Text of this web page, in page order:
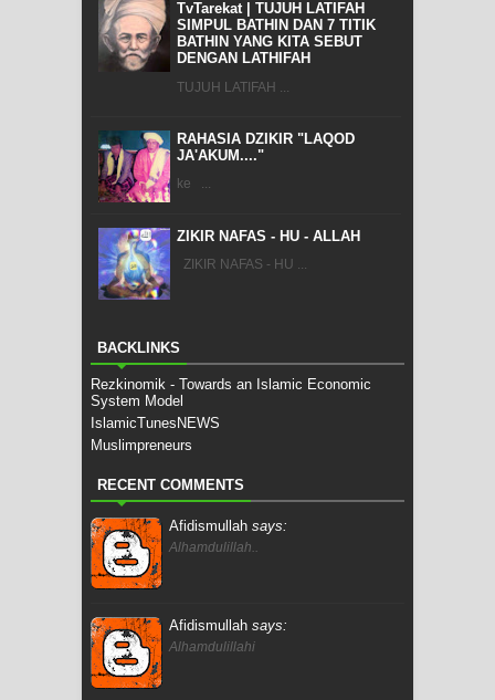
TvTarekat | TUJUH LATIFAH
SIMPUL BATHIN DAN 7 TITIK
BATHIN YANG KITA SEBUT
DENGAN LATHIFAH
TUJUH LATIFAH ...
RAHASIA DZIKIR "LAQOD
JA'AKUM...."
ke ...
ZIKIR NAFAS - HU - ALLAH
ZIKIR NAFAS - HU ...
BACKLINKS
Rezkinomik - Towards an Islamic Economic
System Model
IslamicTunesNEWS
Muslimpreneurs
RECENT COMMENTS
Afidismullah says:
Alhamdulillah..
Afidismullah says:
Alhamdulillahi